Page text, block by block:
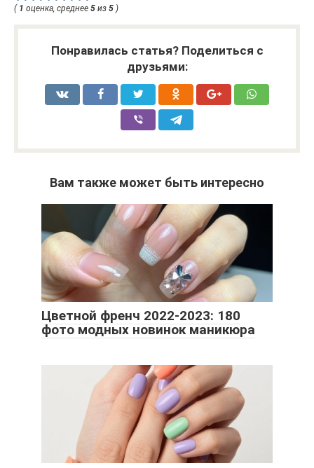
( 1 оценка, среднее 5 из 5 )
Понравилась статья? Поделиться с
друзьями:
Вам также может быть интересно
Цветной френч 2022-2023: 180
фото модных новинок маникюра